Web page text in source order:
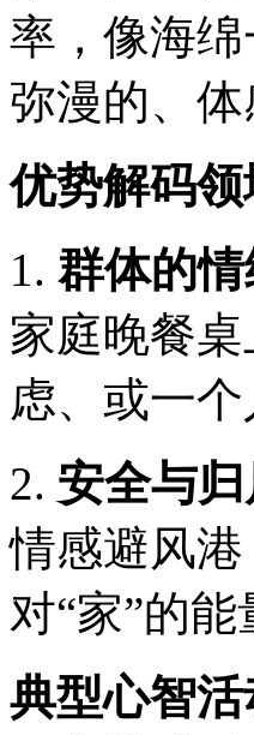
率，像海
弥漫的、
优势解码领
1. 群体的
家庭晚餐
虑、或一
2. 安全与
情感避风
对“家”的
典型心智活